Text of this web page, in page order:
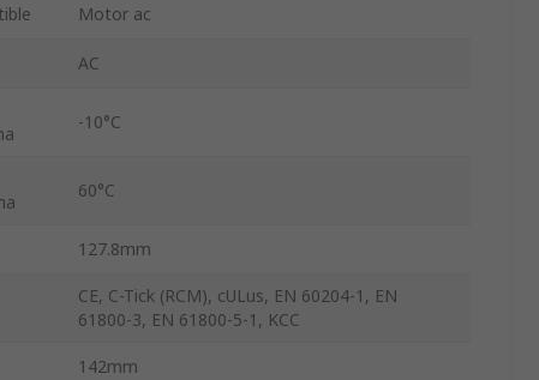
Motor ac
AC
-10°C
60°C
127.8mm
CE, C-Tick (RCM), cULus, EN 60204-1, EN
61800-3, EN 61800-5-1, KCC
142mm